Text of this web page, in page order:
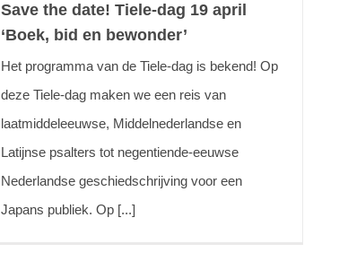
Save the date! Tiele-dag 19 april
‘Boek, bid en bewonder’
Het programma van de Tiele-dag is bekend! Op
deze Tiele-dag maken we een reis van
laatmiddeleeuwse, Middelnederlandse en
Latijnse psalters tot negentiende-eeuwse
Nederlandse geschiedschrijving voor een
Japans publiek. Op [...]